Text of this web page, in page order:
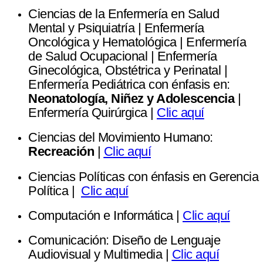
Ciencias de la Enfermería en Salud
Mental y Psiquiatría | Enfermería
Oncológica y Hematológica | Enfermería
de Salud Ocupacional | Enfermería
Ginecológica, Obstétrica y Perinatal |
Enfermería Pediátrica con énfasis en:
Neonatología, Niñez y Adolescencia |
Enfermería Quirúrgica | Clic aquí
Ciencias del Movimiento Humano:
Recreación
Clic aquí
Ciencias Políticas con énfasis en Gerencia
Política | Clic aquí
Computación e Informática | Clic aquí
Comunicación: Diseño de Lenguaje
Audiovisual y Multimedia | Clic aquí